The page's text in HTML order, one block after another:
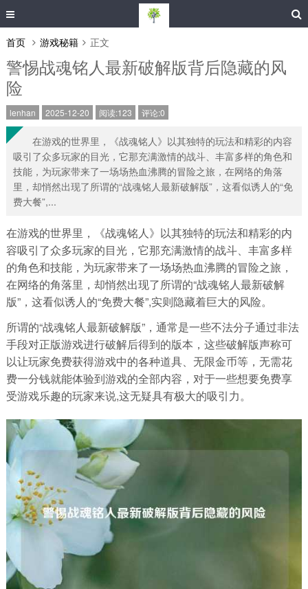
首页 游戏秘籍 正文
警惕战魂铭人最新破解版背后隐藏的风
险
lenhan 2025-12-20 阅读:123 评论:0
在游戏的世界里，《战魂铭人》以其独特的玩法和精彩的内容
吸引了众多玩家的目光，它那充满激情的战斗、丰富多样的角色和
技能，为玩家带来了一场场热血沸腾的冒险之旅，在网络的角落
里，却悄然出现了所谓的“战魂铭人最新破解版”，这看似诱人的“免
费大餐”,...
在游戏的世界里，《战魂铭人》以其独特的玩法和精彩的内
容吸引了众多玩家的目光，它那充满激情的战斗、丰富多样
的角色和技能，为玩家带来了一场场热血沸腾的冒险之旅，
在网络的角落里，却悄然出现了所谓的“战魂铭人最新破解
版”，这看似诱人的“免费大餐”,实则隐藏着巨大的风险。
所谓的“战魂铭人最新破解版”，通常是一些不法分子通过非法
手段对正版游戏进行破解后得到的版本，这些破解版声称可
以让玩家免费获得游戏中的各种道具、无限金币等，无需花
费一分钱就能体验到游戏的全部内容，对于一些想要免费享
受游戏乐趣的玩家来说,这无疑具有极大的吸引力。